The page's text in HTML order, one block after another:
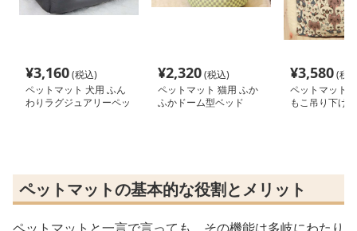
¥3,160(税込)
ペットマット 犬用 ふん
わりラグジュアリーペッ
¥2,320(税込)
ペットマット 猫用 ふか
ふかドーム型ベッド
¥3,580(税
ペットマット
もこ吊り下げ
ペットマットの基本的な役割とメリット